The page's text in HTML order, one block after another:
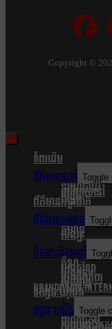
Copyright ©
ទំពរដើម
ព័ត៌មានទូទៅ Toggle
នយោបាយ
របៀបរស់នៅ
សង្គម
ព័ត៌មានអន្តរជាតិ
ព័ត៌មានកម្សាន្ត
កម្សាន្ត
សិល្បៈ
ចំណេះដឹងទូទៅ
កីឡា
បច្ចេកវិទ្យា
បរិស្ថាន
របកគំហើញ
សុខភាព
Brandmedia
ទស្សនៈយុវជន
ផ្សេងៗទៀត Toggle
ពាណិជ្ជកម្ម